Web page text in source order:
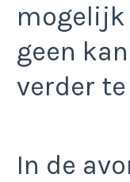
mogelijk
geen
verder
In de